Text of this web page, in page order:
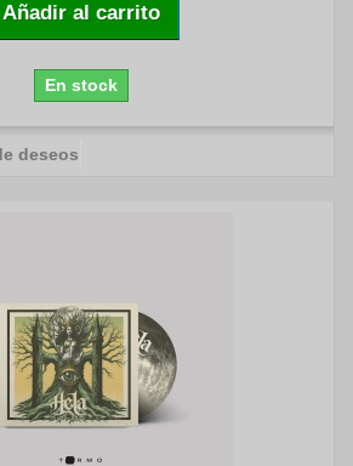
Añadir al carrito
En stock
deseos